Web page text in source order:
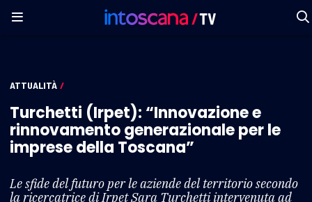
ATTUALITÀ /
Turchetti (Irpet): “Innovazione e
rinnovamento generazionale per le
imprese della Toscana”
Le sfide del futuro per le aziende del territorio secondo
la ricercatrice di Irpet Sara Turchetti intervenuta ad